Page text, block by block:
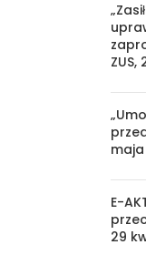
maja
E-
29